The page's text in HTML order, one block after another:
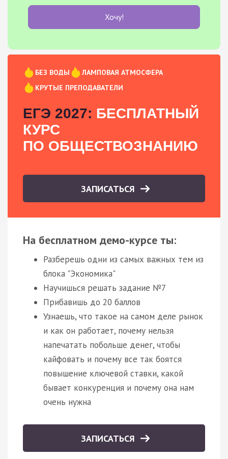
Хочу!
БЕЗ ВОДЫ
ЛАМПОВАЯ АТМОСФЕРА
КРУТЫЕ ПРЕПОДАВАТЕЛИ
ЕГЭ 2027: БЕСПЛАТНЫЙ
КУРС
ПО ОБЩЕСТВОЗНАНИЮ
ЗАПИСАТЬСЯ
На бесплатном демо-курсе ты:
Разберешь одни из самых важных тем из
блока "Экономика"
Научишься решать задание №7
Прибавишь до 20 баллов
Узнаешь, что такое на самом деле рынок
и как он работает, почему нельзя
напечатать побольше денег, чтобы
кайфовать и почему все так боятся
повышение ключевой ставки, какой
бывает конкуренция и почему она нам
очень нужна
ЗАПИСАТЬСЯ